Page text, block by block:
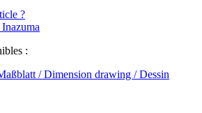
?
:
/ Dimension drawing / Dessin